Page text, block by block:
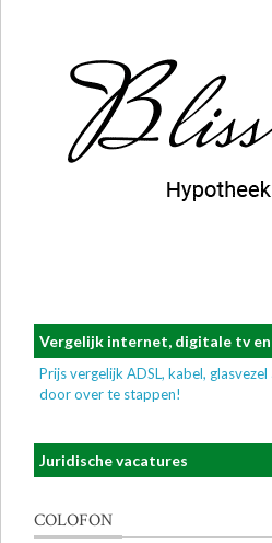
Vergelijk internet, digitale tv en
Prijs vergelijk ADSL, kabel,
door over te stappen!
Juridische vacatures
COLOFON